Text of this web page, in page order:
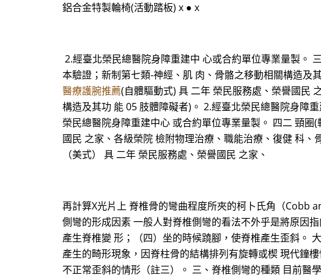
鋁合金特製輪椅(活動踏板) x ● x
2.經臺北榮民總醫院身障重建中 心或合約單位專業量製。
本驗證；新制第七類-神經、肌 肉、骨骼之移動相關構造及
醫療護腕推薦(自體驅動式) 具 二年 榮民服務處、榮譽國民
構造及其功 能 05 肢體障礙者)。 2.經臺北榮民總醫院身障
榮民總醫院身障重建中心 或合約單位專業量製。 四二 頸
國民 之家、各級榮院 檢附物理治療、職能治療、復健 科
（美式） 具 二年 榮民服務處、榮譽國民 之家、
再計算X光片上 脊椎骨的彎曲程度所夾的柯卜氏角（Cobb
側彎的形成因素 一般人對脊椎側彎的看法不外乎是將原因
產生脊椎變 形；（四）坐的時候蹺腳，使脊椎產生歪斜。
產生的畸形現象，因脊柱骨的結構排列有旋轉或楔 現代鐘
不正常歪斜的情形（註三）。 三、脊椎側彎的種類 目前醫